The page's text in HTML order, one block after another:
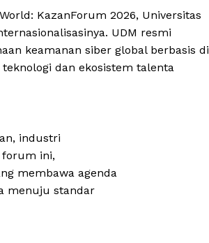
KazanForum 2026, Universitas
UDM resmi
keamanan siber global berbasis di
dan ekosistem talenta
industri
forum ini,
membawa agenda
menuju standar